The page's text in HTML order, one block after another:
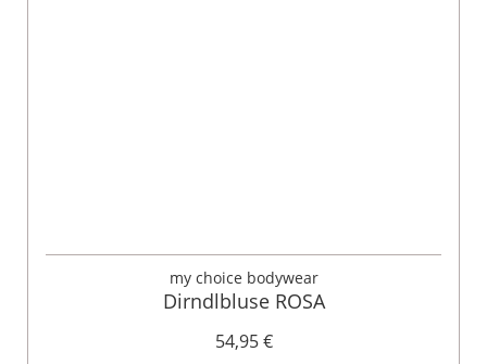
my choice bodywear
Dirndlbluse ROSA
54,95 €